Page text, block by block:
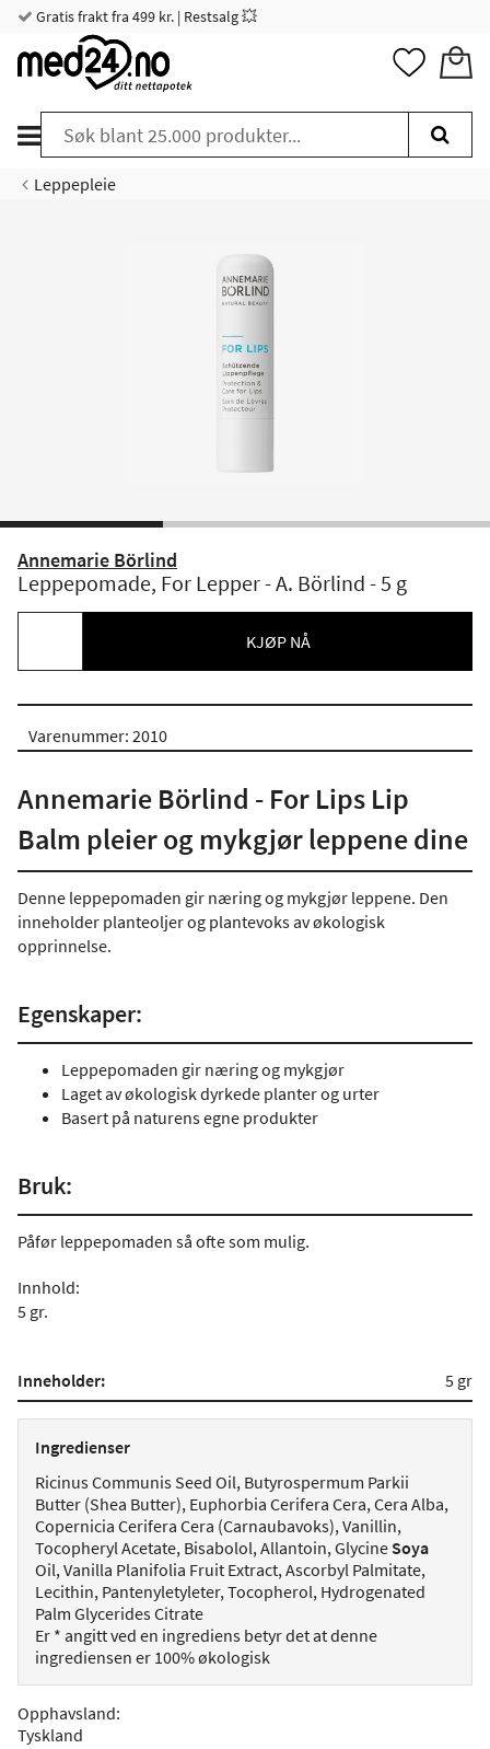
Gratis frakt fra 499 kr. | Restsalg 💥
Leppepleie
Annemarie Börlind
Leppepomade, For Lepper - A. Börlind - 5 g
KJØP NÅ
Varenummer: 2010
Annemarie Börlind - For Lips Lip
Balm pleier og mykgjør leppene dine
Denne leppepomaden gir næring og mykgjør leppene. Den
inneholder planteoljer og plantevoks av økologisk
opprinnelse.
Egenskaper:
Leppepomaden gir næring og mykgjør
Laget av økologisk dyrkede planter og urter
Basert på naturens egne produkter
Bruk:
Påfør leppepomaden så ofte som mulig.
Innhold:
5 gr.
Inneholder: 5 gr
Ingredienser
Ricinus Communis Seed Oil, Butyrospermum Parkii
Butter (Shea Butter), Euphorbia Cerifera Cera, Cera Alba,
Copernicia Cerifera Cera (Carnaubavoks), Vanillin,
Tocopheryl Acetate, Bisabolol, Allantoin, GlycineSoya
Oil, Vanilla Planifolia Fruit Extract, Ascorbyl Palmitate,
Lecithin, Pantenyletyleter, Tocopherol, Hydrogenated
Palm Glycerides Citrate
Er * angitt ved en ingrediens betyr det at denne
ingrediensen er 100% økologisk
Opphavsland:
Tyskland